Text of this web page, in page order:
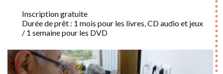
Inscription gratuite
Durée de prêt : 1 mois pour les livres, CD audio et jeux
/ 1 semaine pour les DVD